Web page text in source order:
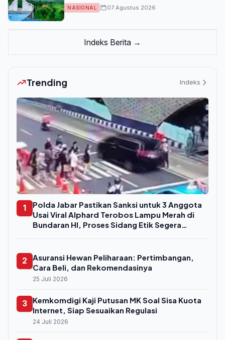
NASIONAL 07 Agustus 2026
Indeks Berita →
Trending Indeks
1
Polda Jabar Pastikan Sanksi untuk 3 Anggota
Usai Viral Alphard Terobos Lampu Merah di
Bundaran HI, Proses Sidang Etik Segera
2
Asuransi Hewan Peliharaan: Pertimbangan,
Cara Beli, dan Rekomendasinya
25 Juli 2026
3
Kemkomdigi Kaji Putusan MK Soal Sisa Kuota
Internet, Siap Sesuaikan Regulasi
24 Juli 2026